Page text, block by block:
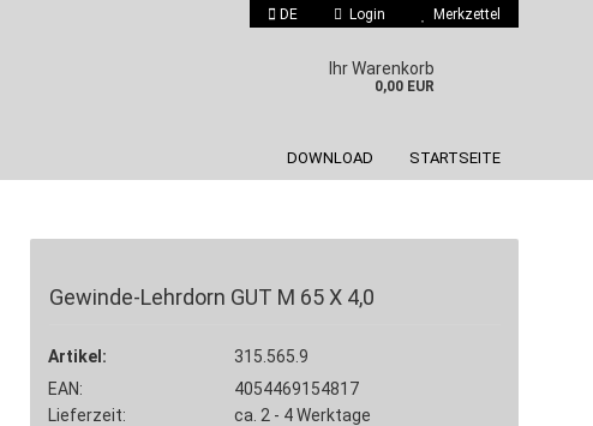
DE Login
Passwort vergessen?
Merkzettel
Ihr Warenkorb
0,00 EUR
DOWNLOAD STARTSEITE
Gewinde-Lehrdorn GUT M 65 X 4,0
Artikel:
315.565.9
EAN:
4054469154817
Lieferzeit:
ca. 2 - 4 Werktage